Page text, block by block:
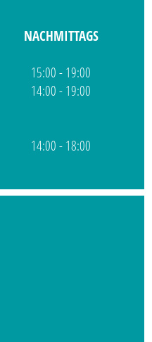
NACHMITTAGS
15:00 - 19:00
14:00 - 19:00
14:00 - 18:00